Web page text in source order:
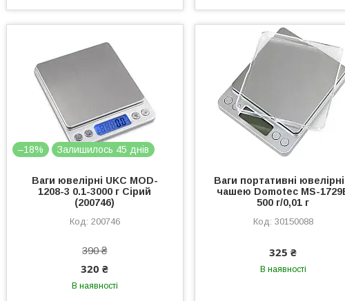
–18% Залишилось 45 днів
Ваги ювелірні UKC MOD-
1208-3 0.1-3000 г Сірий
(200746)
200746
390 ₴
320 ₴
В наявності
Ваги портативні ювелірні
чашею Domotec MS-
500 г/0,01 г
30150088
325 ₴
В наявності